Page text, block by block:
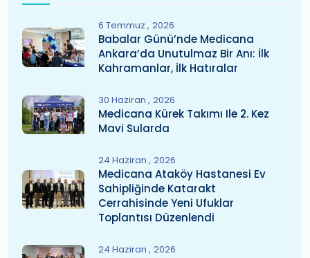
6 Temmuz 2026
Babalar Günü’nde Medicana
Ankara’da Unutulmaz Bir Anı: İlk
Kahramanlar, İlk Hatıralar
30 Haziran 2026
Medicana Kürek Takımı Ile 2. Kez
Mavi Sularda
24 Haziran 2026
Medicana Ataköy Hastanesi Ev
Sahipliğinde Katarakt
Cerrahisinde Yeni Ufuklar
Toplantısı Düzenlendi
24 Haziran 2026